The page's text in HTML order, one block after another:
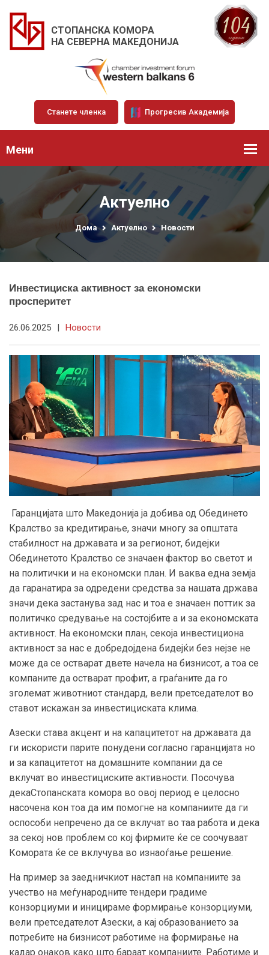
СТОПАНСКА КОМОРА
НА СЕВЕРНА МАКЕДОНИЈА
Станете членка Прогресив Академија
Мени
Актуелно
Дома Актуелно Новости
Инвестициска активност за економски
просперитет
26.06.2025 | Новости
Гаранцијата што Македонија ја добива од Обединето
Кралство за кредитирање, значи многу за општата
стабилност на државата и за регионот, бидејки
Обединетото Кралство се значаен фактор во светот и
на политички и на економски план. И ваква една земја
да гаранатира за одредени средства за нашата држава
значи дека застанува зад нас и тоа е значаен поттик за
политичко средување на состојбите а и за економската
активност. На економски план, секоја инвестициона
активност за нас е добредојдена бидејќи без нејзе не
може да се остварат двете начела на бизнисот, а тоа се
компаните да остварат профит, а граѓаните да го
зголемат животниот стандард, вели претседателот во
ставот искажан за инвестициската клима.
Азески става акцент и на капацитетот на државата да
ги искористи парите понудени согласно гаранцијата но
и за капацитетот на домашните компании да се
вклучат во инвестициските активности. Посочува
декаСтопанската комора во овој период е целосно
насочена кон тоа да им помогне на компаниите да ги
оспособи непречено да се вклучат во таа работа и дека
за секој нов проблем со кој фирмите ќе се соочуваат
Комората ќе се вклучува во изнаоѓање решение.
На пример за заедничкиот настап на компаниите за
учество на меѓународните тендери градиме
конзорциуми и иницираме формирање конзорциуми,
вели претседателот Азески, а кај образованието за
потребите на бизнисот работиме на формирање на
кадар онаков како што бараат компаниите. Работиме и